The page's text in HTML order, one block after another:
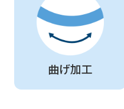
曲げ加工